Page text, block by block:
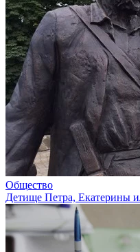
Общество
Детище Петра, Екатерины